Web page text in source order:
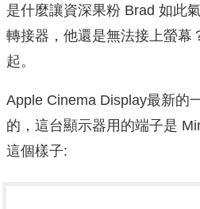
是什麼讓資深果粉 Brad 如此
轉接器，他還是無法接上螢幕
起。
Apple Cinema Display最新的
的，這台顯示器用的端子是
這個樣子: